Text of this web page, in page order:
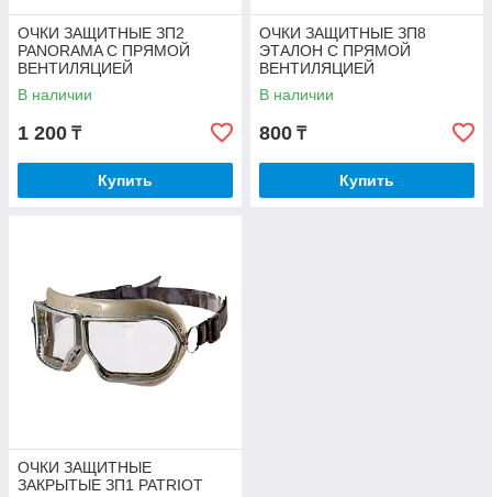
ОЧКИ ЗАЩИТНЫЕ ЗП2
PANORAMA С ПРЯМОЙ
ВЕНТИЛЯЦИЕЙ
В наличии
1 200 ₸
Купить
ОЧКИ ЗАЩИТНЫЕ ЗП8
ЭТАЛОН С ПРЯМОЙ
ВЕНТИЛЯЦИЕЙ
В наличии
800 ₸
Купить
ОЧКИ ЗАЩИТНЫЕ
ЗАКРЫТЫЕ ЗП1 PATRIOT